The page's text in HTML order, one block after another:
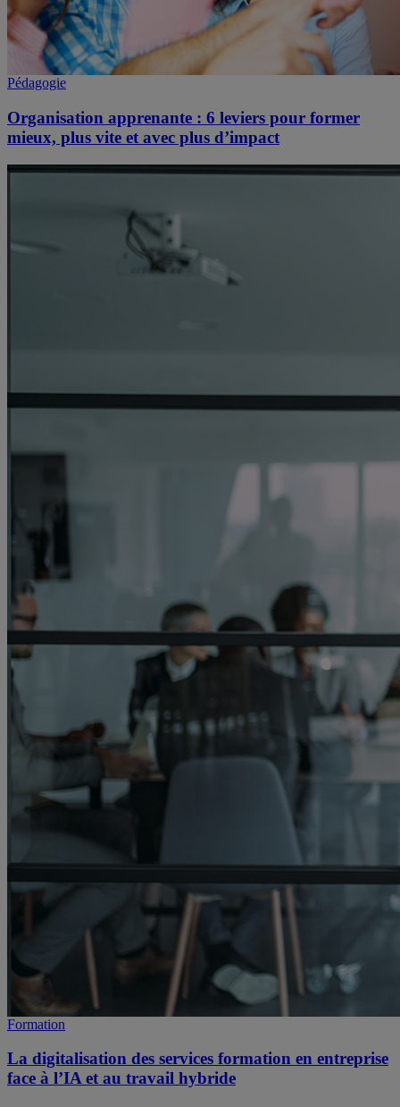
Pédagogie
Organisation apprenante : 6 leviers pour former
mieux, plus vite et avec plus d’impact
Formation
La digitalisation des services formation en entreprise
face à l’IA et au travail hybride